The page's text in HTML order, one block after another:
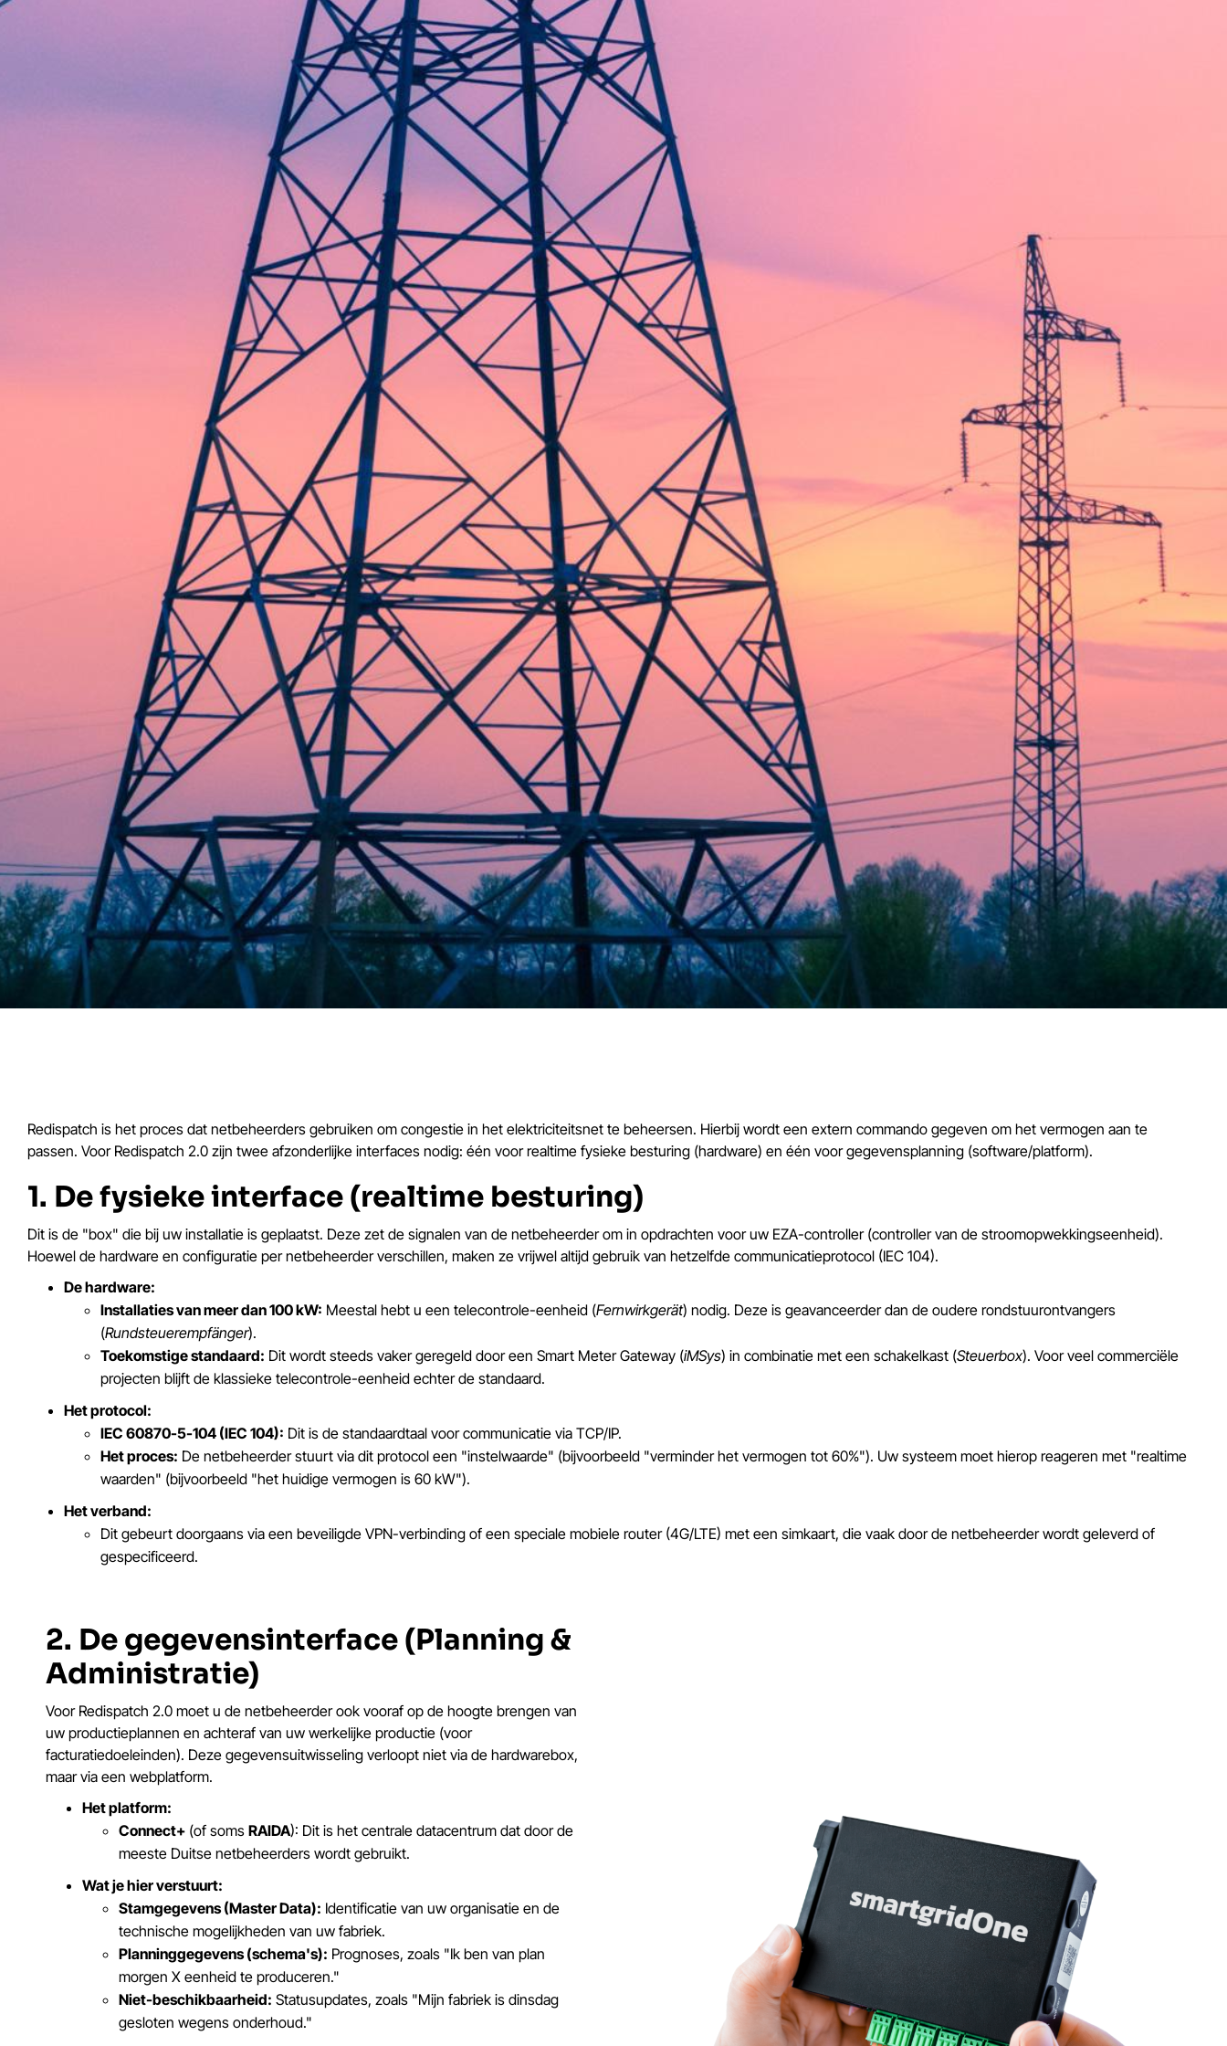
Redispatch is het proces dat netbeheerders gebruiken om congestie in het elektriciteitsnet te beheersen. Hierbij wordt een extern commando gegeven om het vermogen aan te
passen. Voor Redispatch 2.0 zijn twee afzonderlijke interfaces nodig: één voor realtime fysieke besturing (hardware) en één voor gegevensplanning (software/platform).
1. De fysieke interface (realtime besturing)
Dit is de "box" die bij uw installatie is geplaatst. Deze zet de signalen van de netbeheerder om in opdrachten voor uw EZA-controller (controller van de stroomopwekkingseenheid).
Hoewel de hardware en configuratie per netbeheerder verschillen, maken ze vrijwel altijd gebruik van hetzelfde communicatieprotocol (IEC 104).
De hardware:
Installaties van meer dan 100 kW: Meestal hebt u een telecontrole-eenheid (Fernwirkgerät) nodig. Deze is geavanceerder dan de oudere rondstuurontvangers
(Rundsteuerempfänger).
Toekomstige standaard: Dit wordt steeds vaker geregeld door een Smart Meter Gateway (iMSys) in combinatie met een schakelkast (Steuerbox). Voor veel commerciële
projecten blijft de klassieke telecontrole-eenheid echter de standaard.
Het protocol:
IEC 60870-5-104 (IEC 104): Dit is de standaardtaal voor communicatie via TCP/IP.
Het proces: De netbeheerder stuurt via dit protocol een "instelwaarde" (bijvoorbeeld "verminder het vermogen tot 60%"). Uw systeem moet hierop reageren met "realtime
waarden" (bijvoorbeeld "het huidige vermogen is 60 kW").
Het verband:
Dit gebeurt doorgaans via een beveiligde VPN-verbinding of een speciale mobiele router (4G/LTE) met een simkaart, die vaak door de netbeheerder wordt geleverd of
gespecificeerd.
2. De gegevensinterface (Planning &
Administratie)
Voor Redispatch 2.0 moet u de netbeheerder ook vooraf op de hoogte brengen van
uw productieplannen en achteraf van uw werkelijke productie (voor
facturatiedoeleinden). Deze gegevensuitwisseling verloopt niet via de hardwarebox,
maar via een webplatform.
Het platform:
Connect+ (of soms RAIDA): Dit is het centrale datacentrum dat door de
meeste Duitse netbeheerders wordt gebruikt.
Wat je hier verstuurt:
Stamgegevens (Master Data): Identificatie van uw organisatie en de
technische mogelijkheden van uw fabriek.
Planninggegevens (schema's): Prognoses, zoals "Ik ben van plan
morgen X eenheid te produceren."
Niet-beschikbaarheid: Statusupdates, zoals "Mijn fabriek is dinsdag
gesloten wegens onderhoud."